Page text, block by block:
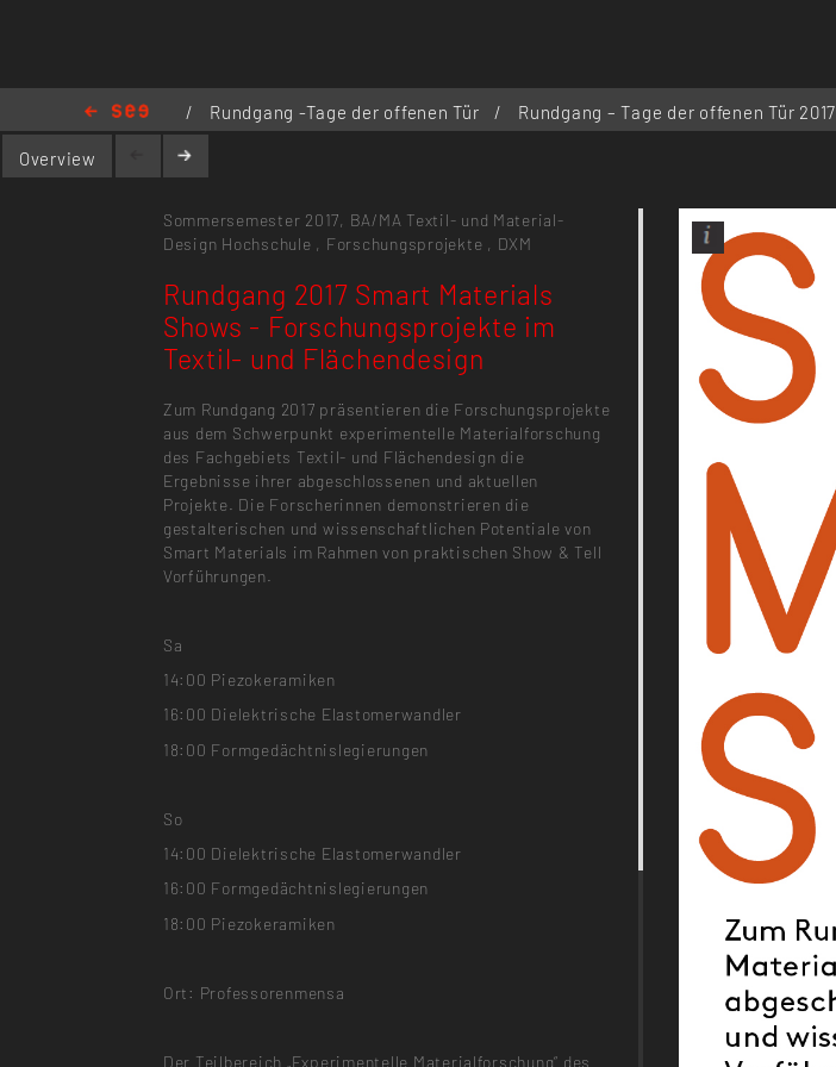
/ Rundgang -Tage der offenen Tür / Rundgang – Tage der offenen Tür 2017
Textil- und Flächendesign
Overview
Sommersemester 2017, BA/MA Textil- und Material-
Design Hochschule , Forschungsprojekte , DXM
Rundgang 2017 Smart Materials
Shows - Forschungsprojekte im
Textil- und Flächendesign
Zum Rundgang 2017 präsentieren die Forschungsprojekte
aus dem Schwerpunkt experimentelle Materialforschung
des Fachgebiets Textil- und Flächendesign die
Ergebnisse ihrer abgeschlossenen und aktuellen
Projekte. Die Forscherinnen demonstrieren die
gestalterischen und wissenschaftlichen Potentiale von
Smart Materials im Rahmen von praktischen Show & Tell
Vorführungen.
Sa
14:00 Piezokeramiken
16:00 Dielektrische Elastomerwandler
18:00 Formgedächtnislegierungen
So
14:00 Dielektrische Elastomerwandler
16:00 Formgedächtnislegierungen
18:00 Piezokeramiken
Ort: Professorenmensa
Der Teilbereich „Experimentelle Materialforschung“ des